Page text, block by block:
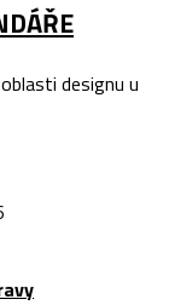
designu u